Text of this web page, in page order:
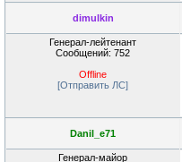
dimulkin
Генерал-лейтенант
Сообщений: 752
Offline
[Отправить ЛС]
Danil_e71
Генерал-майор